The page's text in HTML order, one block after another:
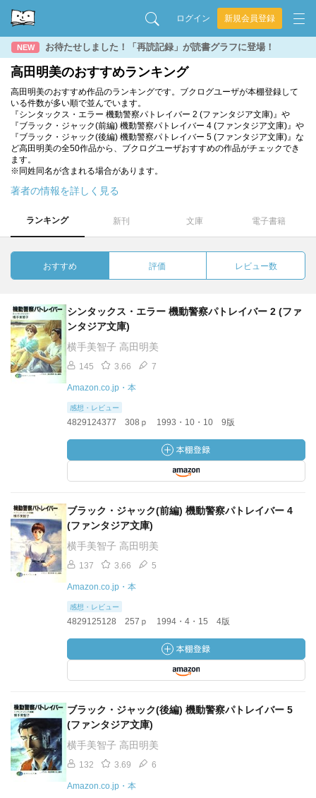
ログイン 新規会員登録
NEW お待たせしました！「再読記録」が読書グラフに登場！
高田明美のおすすめランキング
高田明美のおすすめ作品のランキングです。ブクログユーザが本棚登録して
いる件数が多い順で並んでいます。
『シンタックス・エラー 機動警察パトレイバー 2 (ファンタジア文庫)』や
『ブラック・ジャック(前編) 機動警察パトレイバー 4 (ファンタジア文庫)』や
『ブラック・ジャック(後編) 機動警察パトレイバー 5 (ファンタジア文庫)』な
ど高田明美の全50作品から、ブクログユーザおすすめの作品がチェックでき
ます。
※同姓同名が含まれる場合があります。
著者の情報を詳しく見る
ランキング 新刊 文庫 電子書籍
おすすめ 評価 レビュー数
シンタックス・エラー 機動警察パトレイバー 2 (ファ
ンタジア文庫)
横手美智子 高田明美
145 3.66 7
Amazon.co.jp・本
感想・レビュー
4829124377 308ｐ 1993・10・10 9版
ブラック・ジャック(前編) 機動警察パトレイバー 4
(ファンタジア文庫)
横手美智子 高田明美
137 3.66 5
Amazon.co.jp・本
感想・レビュー
4829125128 257ｐ 1994・4・15 4版
ブラック・ジャック(後編) 機動警察パトレイバー 5
(ファンタジア文庫)
横手美智子 高田明美
132 3.69 6
Amazon.co.jp・本